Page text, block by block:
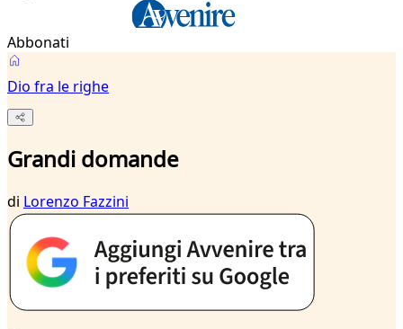
Abbonati
Dio fra le righe
Grandi domande
di Lorenzo Fazzini